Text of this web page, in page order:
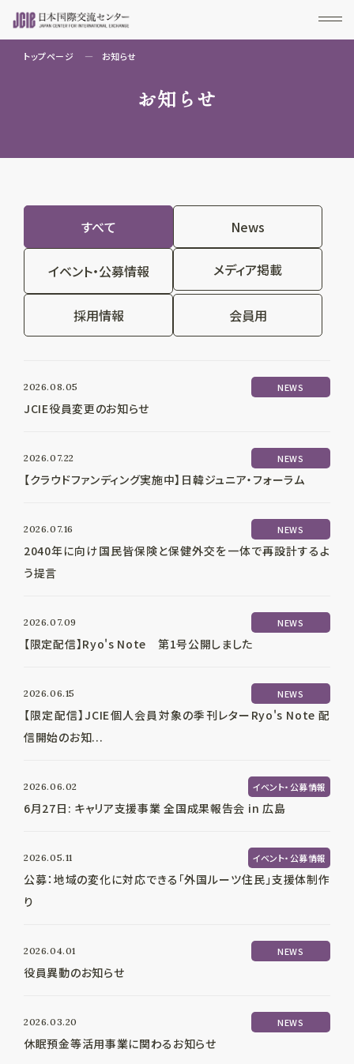
トップページ お知らせ
お知らせ
すべて News
イベント・公募情報 メディア掲載
採用情報 会員用
2026.08.05 NEWS
JCIE役員変更のお知らせ
2026.07.22 NEWS
【クラウドファンディング実施中】日韓ジュニア・フォーラム
2026.07.16 NEWS
2040年に向け国民皆保険と保健外交を一体で再設計するよ
う提言
2026.07.09 NEWS
【限定配信】Ryo's Note 第1号公開しました
2026.06.15 NEWS
【限定配信】JCIE個人会員対象の季刊レターRyo's Note 配
信開始のお知...
2026.06.02 イベント・公募情報
6月27日: キャリア支援事業 全国成果報告会 in 広島
2026.05.11 イベント・公募情報
公募：地域の変化に対応できる「外国ルーツ住民」支援体制作
り
2026.04.01 NEWS
役員異動のお知らせ
2026.03.20 NEWS
休眠預金等活用事業に関わるお知らせ